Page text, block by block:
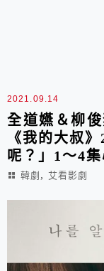
2021.09.14
全道嬿＆柳
《我的大叔
呢？」1～4
韓劇 , 艾看影劇